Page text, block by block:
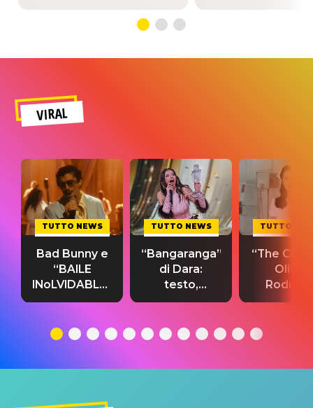
VIRAL
TUTTO NEWS
Bad Bunny e
“BAILE
INoLVIDABLE”:
testo,
significato
TUTTO NEWS
“Bangaranga”
di Dara:
testo,
traduzione e
del singolo
TUTTO
“The
Olivia
testo,